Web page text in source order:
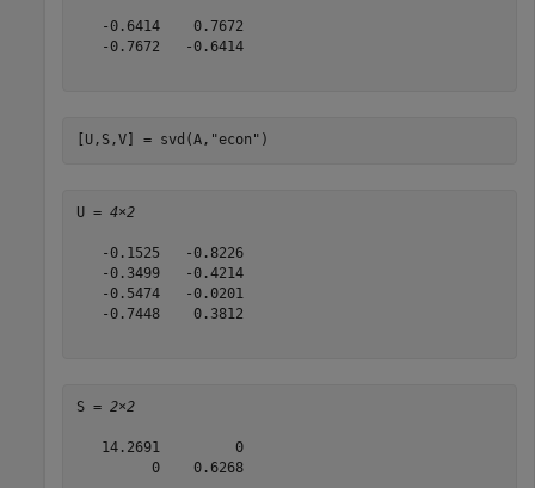
   -0.6414    0.7672
   -0.7672   -0.6414
[U,S,V] = svd(A, "econ" )
U = 4×2
   -0.1525   -0.8226
   -0.3499   -0.4214
   -0.5474   -0.0201
   -0.7448    0.3812
S = 2×2
   14.2691         0
         0    0.6268